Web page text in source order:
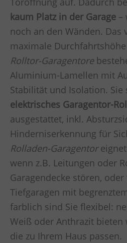
kaum Platz in der Garage –
noch an den Wänden. Das
maximale
Rolltor-Garagentore
Aluminium-Lamellen mit
Stabilität und Isolation. Sie
elektrisches Garagentor-
ausgestattet, inkl.
Hinderniserkennung für
Rolladen-Garagentoreignet
wenn z.B. Leitungen oder
Garagendecke stören,
Tiefgaragen mit
farblich sind Sie flexibel:
Weiß oder Anthrazit bieten
die zu Ihrem Haus passen.